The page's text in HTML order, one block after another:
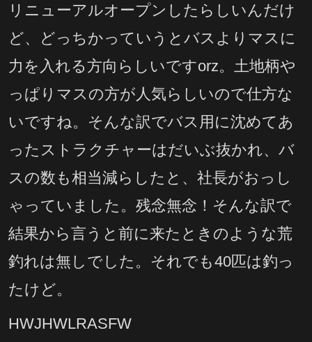
リニューアルオープンしたらしいんだけ
ど、どっちかっていうとバスよりマスに
力を入れる方向らしいですorz。土地柄や
っぱりマスの方が人気らしいので仕方な
いですね。そんな訳でバス用に沈めてあ
ったストラクチャーはだいぶ抜かれ、バ
スの数も相当減らしたと、社長がおっし
ゃっていました。残念無念！そんな訳で
結果から言うと前に来たときのような荒
釣れは無しでした。それでも40匹は釣っ
たけど。
HWJHWLRASFW